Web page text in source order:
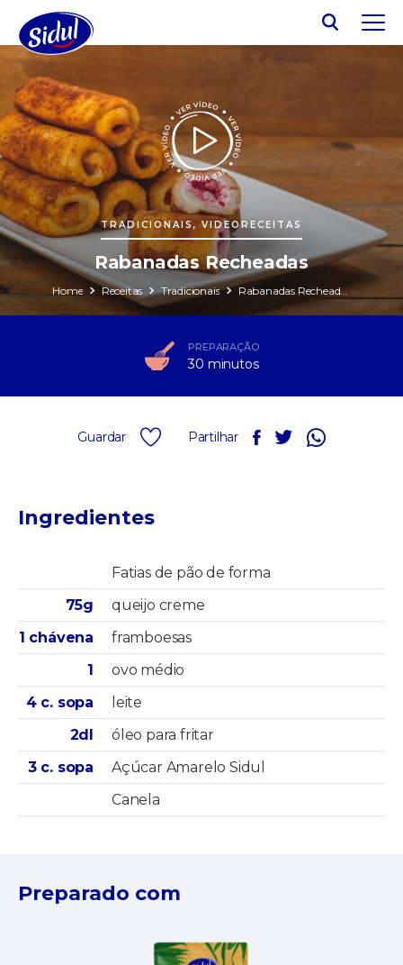
TRADICIONAIS, VIDEORECEITAS
Rabanadas Recheadas
Home Receitas Tradicionais Rabanadas Recheadas
PREPARAÇÃO
30 minutos
Guardar Partilhar
Ingredientes
Fatias de pão de forma
75g
queijo creme
1 chávena
framboesas
1
ovo médio
4 c. sopa
leite
2dl
óleo para fritar
3 c. sopa
Açúcar Amarelo Sidul
Canela
Preparado com